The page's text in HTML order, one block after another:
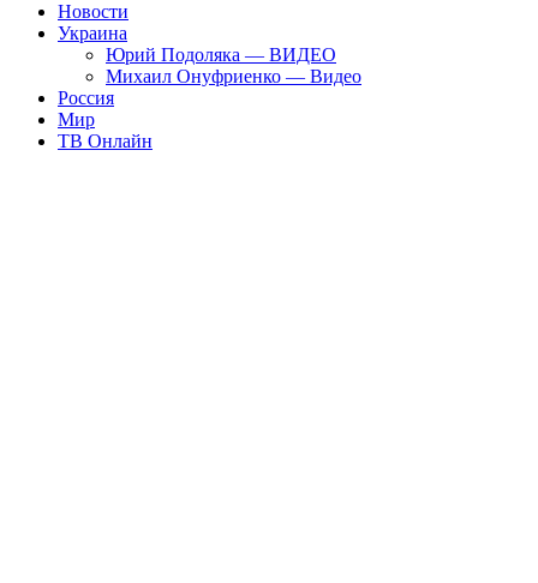
Новости
Украина
Юрий Подоляка — ВИДЕО
Михаил Онуфриенко — Видео
Россия
Мир
ТВ Онлайн